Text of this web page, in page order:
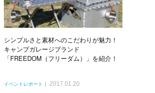
シンプルさと素材へのこだわりが魅力！
キャンプガレージブランド
「FREEDOM（フリーダム）」を紹介！
イベントレポート 2017.01.20